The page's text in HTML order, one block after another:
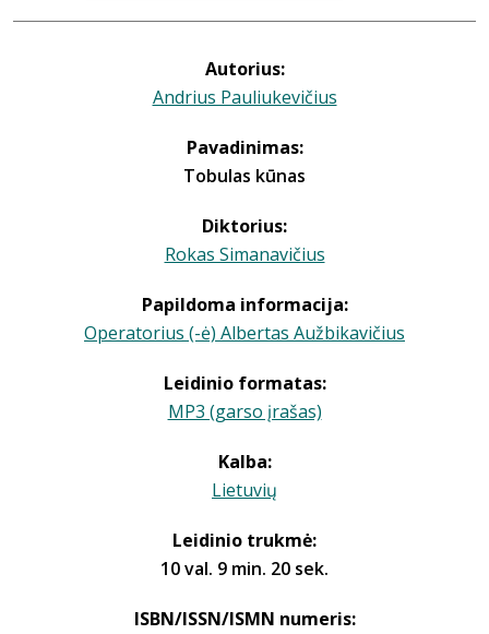
Autorius:
Andrius Pauliukevičius
Pavadinimas:
Tobulas kūnas
Diktorius:
Rokas Simanavičius
Papildoma informacija:
Operatorius (-ė) Albertas Aužbikavičius
Leidinio formatas:
MP3 (garso įrašas)
Kalba:
Lietuvių
Leidinio trukmė:
10 val. 9 min. 20 sek.
ISBN/ISSN/ISMN numeris: